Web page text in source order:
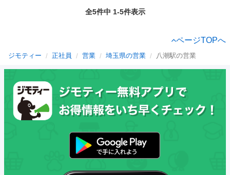
全5件中 1-5件表示
ページTOPへ
ジモティー 正社員 営業 埼玉県の営業 八潮駅の営業